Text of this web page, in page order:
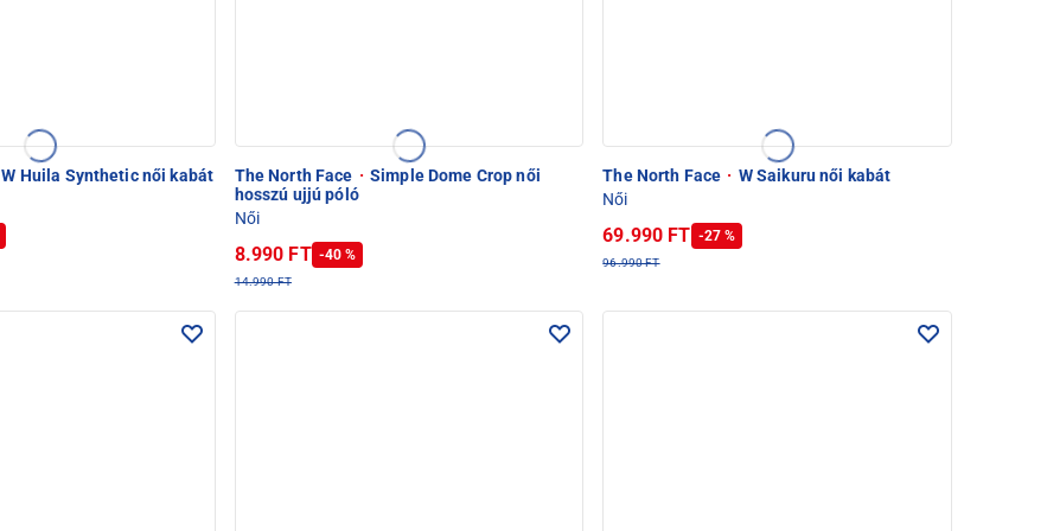
W Huila Synthetic női kabát
The North Face · Simple Dome Crop női
hosszú ujjú póló
Női
8.990 FT -40 %
14.990 FT
The North Face · W Saikuru női kabát
Női
69.990 FT -27 %
96.990 FT